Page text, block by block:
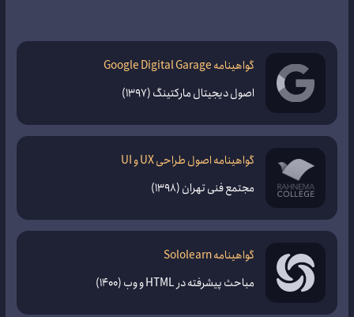
گواهینامه Google Digital Garage
اصول دیجیتال مارکتینگ (1397)
گواهینامه اصول طراحی UX و UI
مجتمع فنی تهران (1398)
گواهینامه Sololearn
مباحث پیشرفته در HTML و وب (1400)